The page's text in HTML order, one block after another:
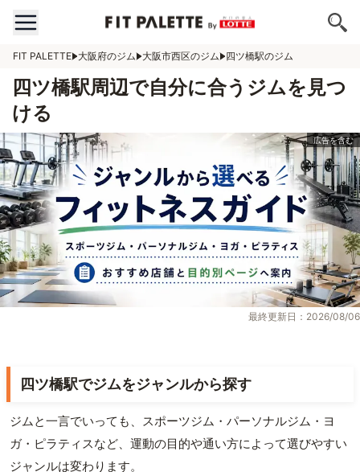
FIT PALETTE 大阪府のジム 大阪市西区のジム 四ツ橋駅のジム
四ツ橋駅周辺で自分に合うジムを見つ
ける
最終更新日：2026/08/06
四ツ橋駅でジムをジャンルから探す
ジムと一言でいっても、スポーツジム・パーソナルジム・ヨ
ガ・ピラティスなど、運動の目的や通い方によって選びやすい
ジャンルは変わります。